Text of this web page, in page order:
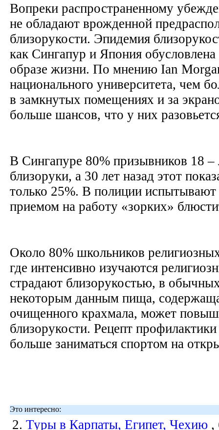
Вопреки распространенному
не обладают врожденной
близорукости. Эпидемия
как Сингапур и Япония
образе жизни. По мнению Ian
национального университета, чем
в замкнутых помещениях и за
больше шансов, что у них
В Сингапуре 80% призывников 18 –
близоруки, а 30 лет назад этот
только 25%. В полиции
приемом на работу «зорких»
Около 80% школьников
где интенсивно изучаются
страдают близорукостью, в
некоторым данным пища,
очищенного крахмала, может
близорукости. Рецепт
больше заниматься спортом на
Это интересно:
2. Туры в Карпаты, Египет, Чехию ,